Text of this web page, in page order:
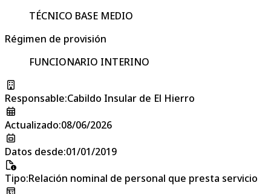
TÉCNICO BASE MEDIO
Régimen de provisión
FUNCIONARIO INTERINO
Responsable:Cabildo Insular de El Hierro
Actualizado:08/06/2026
Datos desde:01/01/2019
Tipo:Relación nominal de personal que presta servicio